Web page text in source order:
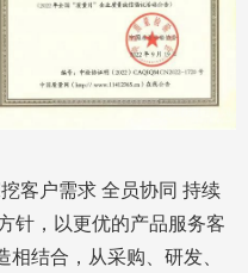
客户需求 全员协同 持续
针，以更优的产品服务客
结合，从采购、研发、